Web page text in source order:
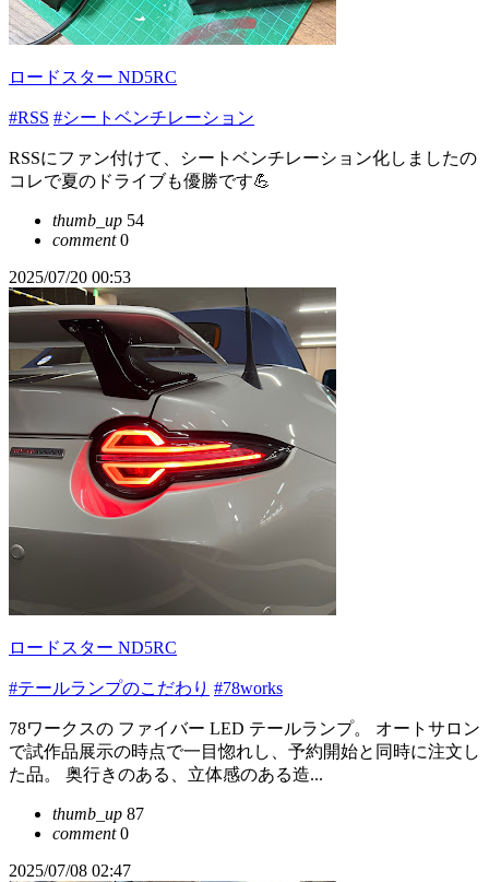
ロードスター ND5RC
#RSS #シートベンチレーション
RSSにファン付けて、シートベンチレーション化しましたの
コレで夏のドライブも優勝です💪
thumb_up 54
comment0
2025/07/20 00:53
ロードスター ND5RC
#テールランプのこだわり #78works
78ワークスの ファイバー LED テールランプ。 オートサロン
で試作品展示の時点で一目惚れし、予約開始と同時に注文し
た品。 奥行きのある、立体感のある造...
thumb_up 87
comment0
2025/07/08 02:47